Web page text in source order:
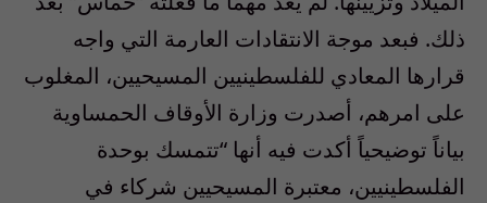
ذلك. فبعد موجة الانتقادات العارمة التي واجه
قرارها المعادي للفلسطينيين المسيحيين، المغلوب
على امرهم، أصدرت وزارة الأوقاف الحمساوية
بياناً توضيحياً أكدت فيه أنها “تتمسك بوحدة
الفلسطينيين، معتبرة المسيحيين شركاء في